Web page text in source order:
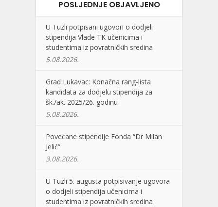
POSLJEDNJE OBJAVLJENO
U Tuzli potpisani ugovori o dodjeli
stipendija Vlade TK učenicima i
studentima iz povratničkih sredina
5.08.2026.
Grad Lukavac: Konačna rang-lista
kandidata za dodjelu stipendija za
šk./ak. 2025/26. godinu
5.08.2026.
Povećane stipendije Fonda “Dr Milan
Jelić”
3.08.2026.
U Tuzli 5. augusta potpisivanje ugovora
o dodjeli stipendija učenicima i
studentima iz povratničkih sredina